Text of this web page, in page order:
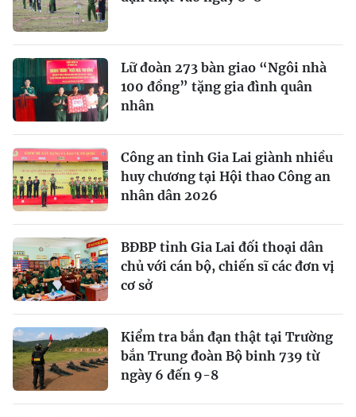
Lữ đoàn 273 bàn giao “Ngôi nhà
100 đồng” tặng gia đình quân
nhân
Công an tỉnh Gia Lai giành nhiều
huy chương tại Hội thao Công an
nhân dân 2026
BĐBP tỉnh Gia Lai đối thoại dân
chủ với cán bộ, chiến sĩ các đơn vị
cơ sở
Kiểm tra bắn đạn thật tại Trường
bắn Trung đoàn Bộ binh 739 từ
ngày 6 đến 9-8